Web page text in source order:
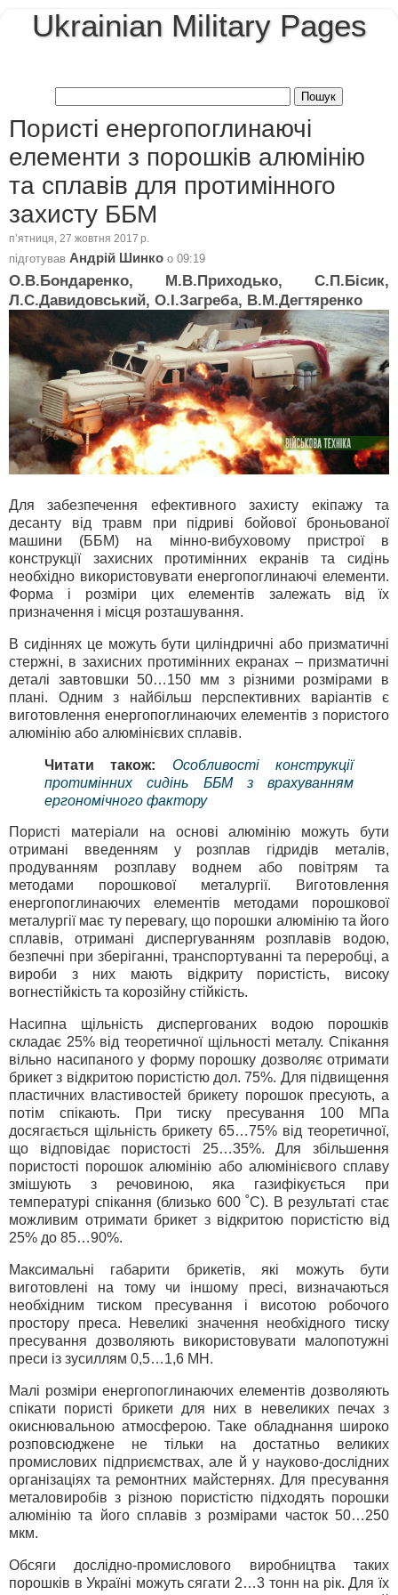
Ukrainian Military Pages
Пористі енергопоглинаючі
елементи з порошків алюмінію
та сплавів для протимінного
захисту ББМ
пʼятниця, 27 жовтня 2017 р.
підготував Андрій Шинко о 09:19
О.В.Бондаренко, М.В.Приходько, С.П.Бісик,
Л.С.Давидовський, О.І.Загреба, В.М.Дегтяренко
Для забезпечення ефективного захисту екіпажу та
десанту від травм при підриві бойової броньованої
машини (ББМ) на мінно-вибуховому пристрої в
конструкції захисних протимінних екранів та сидінь
необхідно використовувати енергопоглинаючі елементи.
Форма і розміри цих елементів залежать від їх
призначення і місця розташування.
В сидіннях це можуть бути циліндричні або призматичні
стержні, в захисних протимінних екранах – призматичні
деталі завтовшки 50…150 мм з різними розмірами в
плані. Одним з найбільш перспективних варіантів є
виготовлення енергопоглинаючих елементів з пористого
алюмінію або алюмінієвих сплавів.
Читати також:
Особливості конструкції
протимінних сидінь ББМ з врахуванням
ергономічного фактору
Пористі матеріали на основі алюмінію можуть бути
отримані введенням у розплав гідридів металів,
продуванням розплаву воднем або повітрям та
методами порошкової металургії. Виготовлення
енергопоглинаючих елементів методами порошкової
металургії має ту перевагу, що порошки алюмінію та його
сплавів, отримані диспергуванням розплавів водою,
безпечні при зберіганні, транспортуванні та переробці, а
вироби з них мають відкриту пористість, високу
вогнестійкість та корозійну стійкість.
Насипна щільність диспергованих водою порошків
складає 25% від теоретичної щільності металу. Спікання
вільно насипаного у форму порошку дозволяє отримати
брикет з відкритою пористістю дол. 75%. Для підвищення
пластичних властивостей брикету порошок пресують, а
потім спікають. При тиску пресування 100 МПа
досягається щільність брикету 65…75% від теоретичної,
що відповідає пористості 25…35%. Для збільшення
пористості порошок алюмінію або алюмінієвого сплаву
змішують з речовиною, яка газифікується при
температурі спікання (близько 600 ˚С). В результаті стає
можливим отримати брикет з відкритою пористістю від
25% до 85…90%.
Максимальні габарити брикетів, які можуть бути
виготовлені на тому чи іншому пресі, визначаються
необхідним тиском пресування і висотою робочого
простору преса. Невеликі значення необхідного тиску
пресування дозволяють використовувати малопотужні
преси із зусиллям 0,5…1,6 МН.
Малі розміри енергопоглинаючих елементів дозволяють
спікати пористі брикети для них в невеликих печах з
окиснювальною атмосферою. Таке обладнання широко
розповсюджене не тільки на достатньо великих
промислових підприємствах, але й у науково-дослідних
організаціях та ремонтних майстернях. Для пресування
металовиробів з різною пористістю підходять порошки
алюмінію та його сплавів з розмірами часток 50…250
мкм.
Обсяги дослідно-промислового виробництва таких
порошків в Україні можуть сягати 2…3 тонн на рік. Для їх